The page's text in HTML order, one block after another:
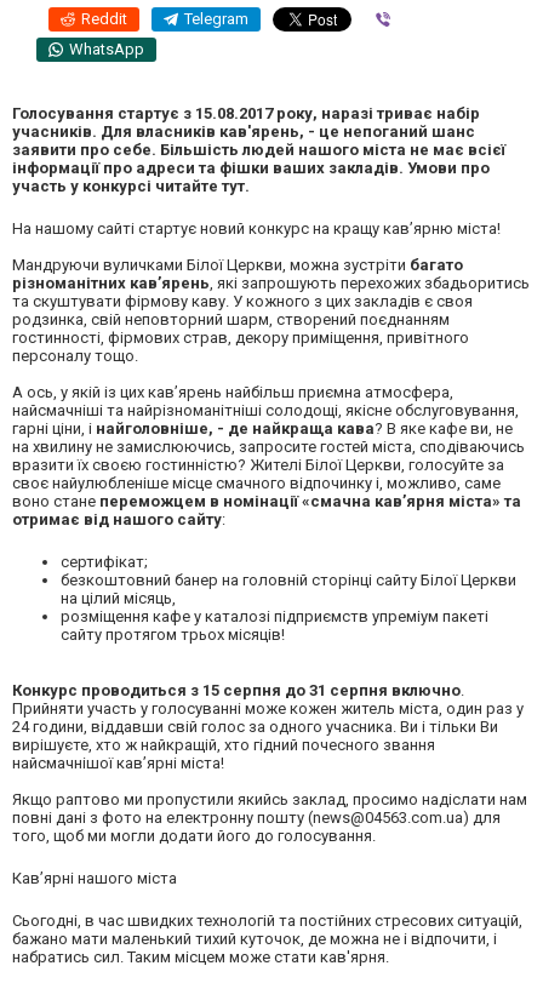
Reddit Telegram
WhatsApp
Голосування стартує з 15.08.2017 року, наразі триває набір
учасників. Для власників кав'ярень, - це непоганий шанс
заявити про себе. Більшість людей нашого міста не має всієї
інформації про адреси та фішки ваших закладів. Умови про
участь у конкурсі читайте тут.
На нашому сайті стартує новий конкурс на кращу кав’ярню міста!
Мандруючи вуличками Білої Церкви, можна зустріти багато
різноманітних кав’ярень, які запрошують перехожих збадьоритись
та скуштувати фірмову каву. У кожного з цих закладів є своя
родзинка, свій неповторний шарм, створений поєднанням
гостинності, фірмових страв, декору приміщення, привітного
персоналу тощо.
А ось, у якій із цих кав’ярень найбільш приємна атмосфера,
найсмачніші та найрізноманітніші солодощі, якісне обслуговування,
гарні ціни, і найголовніше, - де найкраща кава? В яке кафе ви, не
на хвилину не замислюючись, запросите гостей міста, сподіваючись
вразити їх своєю гостинністю? Жителі Білої Церкви, голосуйте за
своє найулюбленіше місце смачного відпочинку і, можливо, саме
воно стане переможцем в номінації «смачна кав’ярня міста» та
отримає від нашого сайту:
сертифікат;
безкоштовний банер на головній сторінці сайту Білої Церкви
на цілий місяць,
розміщення кафе у каталозі підприємств упреміум пакеті
сайту протягом трьох місяців!
Конкурс проводиться з 15 серпня до 31 серпня включно.
Прийняти участь у голосуванні може кожен житель міста, один раз у
24 години, віддавши свій голос за одного учасника. Ви і тільки Ви
вирішуєте, хто ж найкращій, хто гідний почесного звання
найсмачнішої кав’ярні міста!
Якщо раптово ми пропустили якийсь заклад, просимо надіслати нам
повні дані з фото на електронну пошту (news@04563.com.ua) для
того, щоб ми могли додати його до голосування.
Кав’ярні нашого міста
Сьогодні, в час швидких технологій та постійних стресових ситуацій,
бажано мати маленький тихий куточок, де можна не і відпочити, і
набратись сил. Таким місцем може стати кав'ярня.